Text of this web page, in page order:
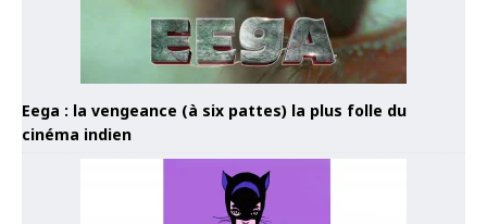
Eega : la vengeance (à six pattes) la plus folle du
cinéma indien